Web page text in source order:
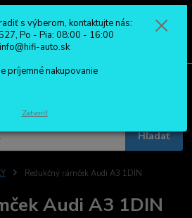
Hľadať
Redukčný rámček Audi A3 1DIN
Audi A3 1DIN
s výberom, kontaktujte nás:
Po - Pia: 08:00 - 16:00
info@hifi-auto.sk
príjemné nakupovanie
Zatvoriť